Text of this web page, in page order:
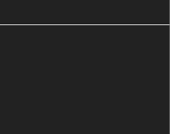
m.m.Stora